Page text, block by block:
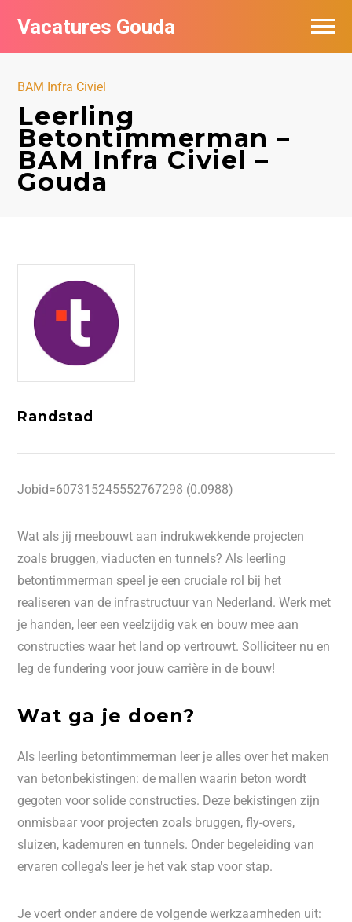
Vacatures Gouda
BAM Infra Civiel
Leerling
Betontimmerman –
BAM Infra Civiel –
Gouda
Randstad
Jobid=607315245552767298 (0.0988)
Wat als jij meebouwt aan indrukwekkende projecten
zoals bruggen, viaducten en tunnels? Als leerling
betontimmerman speel je een cruciale rol bij het
realiseren van de infrastructuur van Nederland. Werk met
je handen, leer een veelzijdig vak en bouw mee aan
constructies waar het land op vertrouwt. Solliciteer nu en
leg de fundering voor jouw carrière in de bouw!
Wat ga je doen?
Als leerling betontimmerman leer je alles over het maken
van betonbekistingen: de mallen waarin beton wordt
gegoten voor solide constructies. Deze bekistingen zijn
onmisbaar voor projecten zoals bruggen, fly-overs,
sluizen, kademuren en tunnels. Onder begeleiding van
ervaren collega's leer je het vak stap voor stap.
Je voert onder andere de volgende werkzaamheden uit:
Vacatures per bedrijf in Gouda